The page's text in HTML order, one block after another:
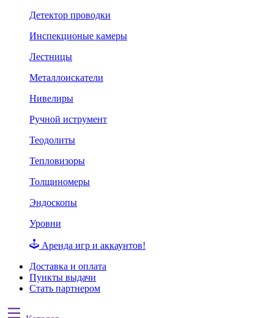
Детектор проводки
Инспекционые камеры
Лестницы
Металлоискатели
Нивелиры
Ручной иструмент
Теодолиты
Тепловизоры
Толщиномеры
Эндоскопы
Уровни
Аренда игр и аккаунтов!
Доставка и оплата
Пункты выдачи
Стать партнером